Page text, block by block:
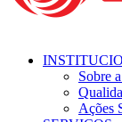
Sobre
Ações